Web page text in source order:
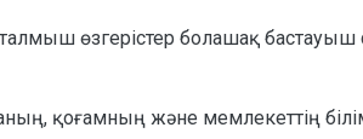
өзгерістер болашақ
қоғамның және мемлекеттің білім